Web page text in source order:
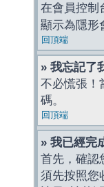
在會員控制
顯示為隱形
回頂端
» 我忘記了
不必慌張！
碼。
回頂端
» 我已經完
首先，確認
須先按照您